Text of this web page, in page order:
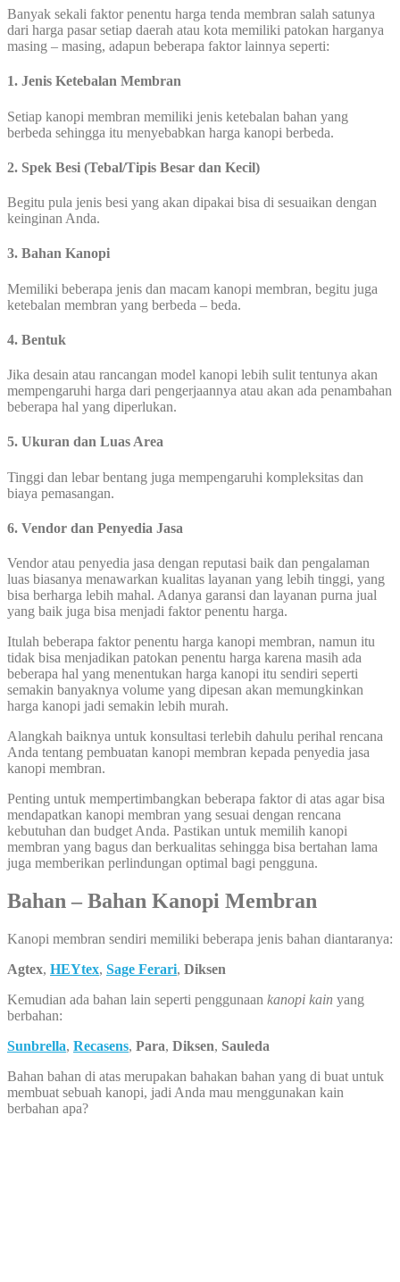
Banyak sekali faktor penentu harga tenda membran salah satunya
dari harga pasar setiap daerah atau kota memiliki patokan harganya
masing – masing, adapun beberapa faktor lainnya seperti:
1. Jenis Ketebalan Membran
Setiap kanopi membran memiliki jenis ketebalan bahan yang
berbeda sehingga itu menyebabkan harga kanopi berbeda.
2. Spek Besi (Tebal/Tipis Besar dan Kecil)
Begitu pula jenis besi yang akan dipakai bisa di sesuaikan dengan
keinginan Anda.
3. Bahan Kanopi
Memiliki beberapa jenis dan macam kanopi membran, begitu juga
ketebalan membran yang berbeda – beda.
4. Bentuk
Jika desain atau rancangan model kanopi lebih sulit tentunya akan
mempengaruhi harga dari pengerjaannya atau akan ada penambahan
beberapa hal yang diperlukan.
5. Ukuran dan Luas Area
Tinggi dan lebar bentang juga mempengaruhi kompleksitas dan
biaya pemasangan.
6. Vendor dan Penyedia Jasa
Vendor atau penyedia jasa dengan reputasi baik dan pengalaman
luas biasanya menawarkan kualitas layanan yang lebih tinggi, yang
bisa berharga lebih mahal. Adanya garansi dan layanan purna jual
yang baik juga bisa menjadi faktor penentu harga.
Itulah beberapa faktor penentu harga kanopi membran, namun itu
tidak bisa menjadikan patokan penentu harga karena masih ada
beberapa hal yang menentukan harga kanopi itu sendiri seperti
semakin banyaknya volume yang dipesan akan memungkinkan
harga kanopi jadi semakin lebih murah.
Alangkah baiknya untuk konsultasi terlebih dahulu perihal rencana
Anda tentang pembuatan kanopi membran kepada penyedia jasa
kanopi membran.
Penting untuk mempertimbangkan beberapa faktor di atas agar bisa
mendapatkan kanopi membran yang sesuai dengan rencana
kebutuhan dan budget Anda. Pastikan untuk memilih kanopi
membran yang bagus dan berkualitas sehingga bisa bertahan lama
juga memberikan perlindungan optimal bagi pengguna.
Bahan – Bahan Kanopi Membran
Kanopi membran sendiri memiliki beberapa jenis bahan diantaranya:
Agtex, HEYtex, Sage Ferari, Diksen
Kemudian ada bahan lain seperti penggunaan kanopi kain yang
berbahan:
Sunbrella, Recasens, Para, Diksen, Sauleda
Bahan bahan di atas merupakan bahakan bahan yang di buat untuk
membuat sebuah kanopi, jadi Anda mau menggunakan kain
berbahan apa?